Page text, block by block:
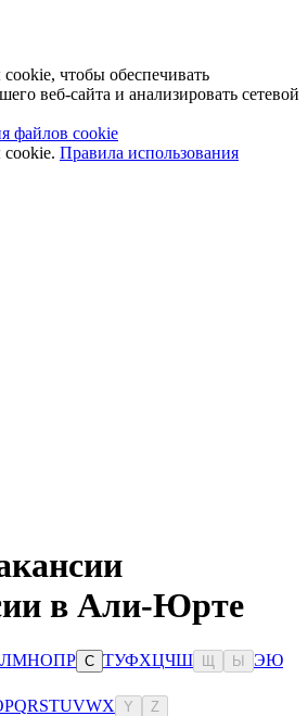
чтобы обеспечивать
веб-сайта и анализировать сетевой
файлов cookie
Правила использования
в Али-Юрте
ЛМНОПР С ТУФХЦЧШ Ы ЭЮ
PQRSTUVWX Y Z